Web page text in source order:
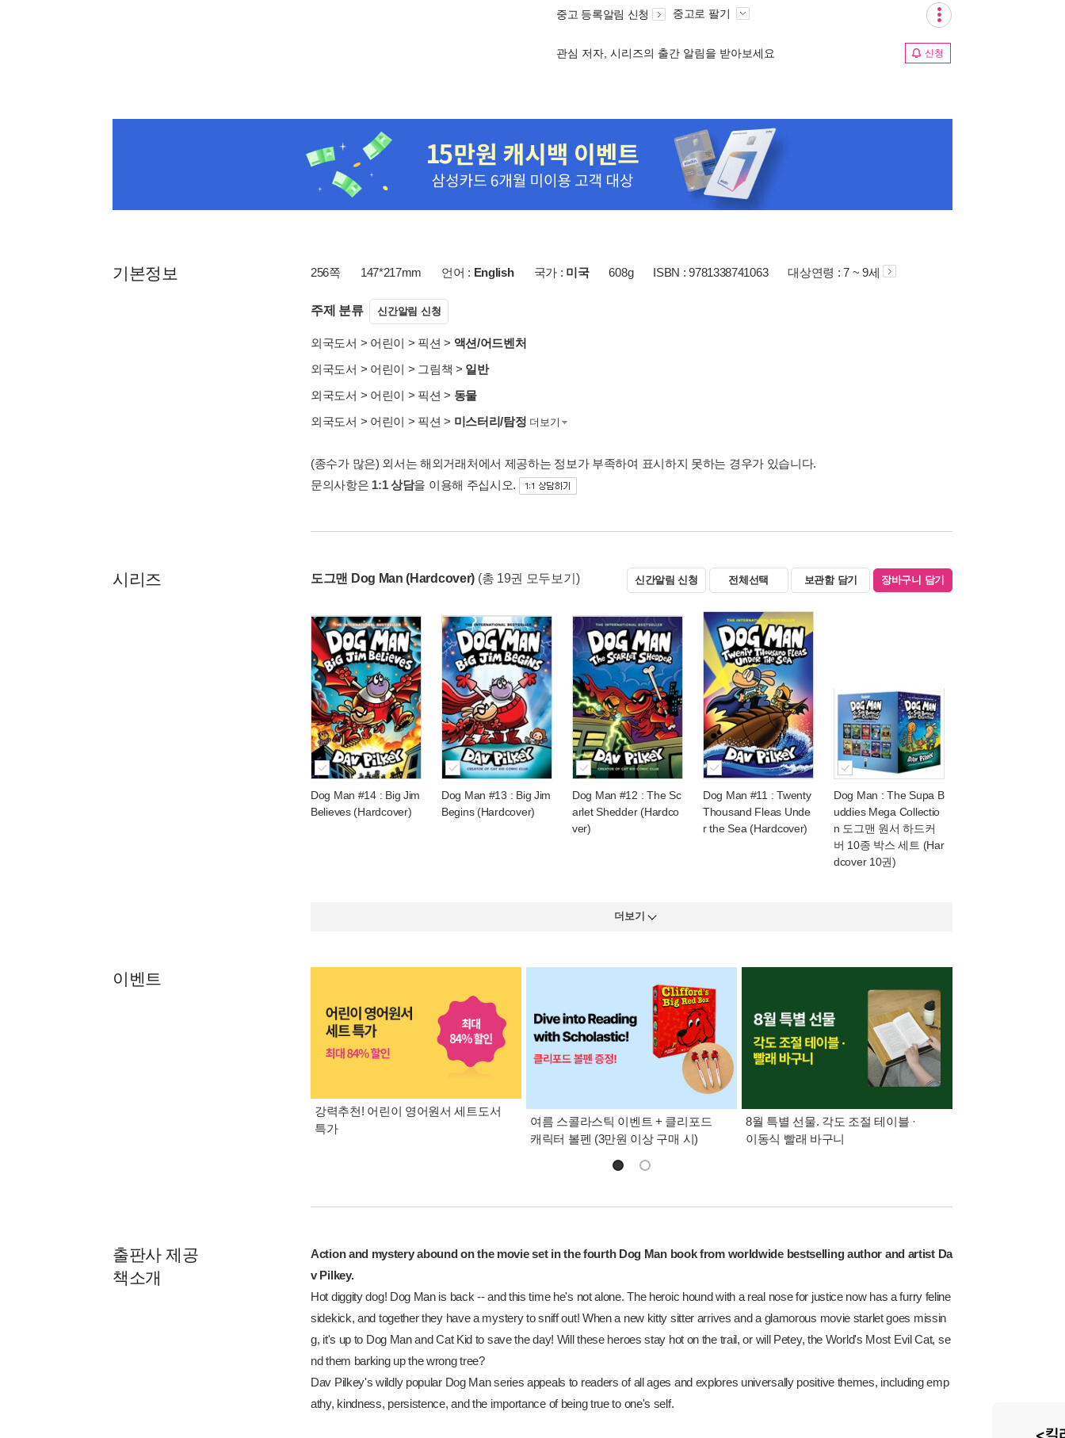
중고 등록알림 신청 중고로 팔기
관심 저자, 시리즈의 출간 알림을 받아보세요 신청
기본정보 256쪽 147*217mm 언어 : English 국가 : 미국 608g ISBN : 9781338741063 대상연령 : 7 ~ 9세
주제 분류 신간알림 신청
외국도서 > 어린이 > 픽션 > 액션/어드벤처
외국도서 > 어린이 > 그림책 > 일반
외국도서 > 어린이 > 픽션 > 동물
외국도서 > 어린이 > 픽션 > 미스터리/탐정 더보기
(종수가 많은) 외서는 해외거래처에서 제공하는 정보가 부족하여 표시하지 못하는 경우가 있습니다.
문의사항은 1:1 상담을 이용해 주십시오.
시리즈 도그맨 Dog Man (Hardcover) (총 19권 모두보기) 신간알림 신청 전체선택 보관함 담기 장바구니 담기
Dog Man #14 : Big Jim
Believes (Hardcover)
Dog Man #13 : Big Jim
Begins (Hardcover)
Dog Man #12 : The Sc
arlet Shedder (Hardco
ver)
Dog Man #11 : Twenty
Thousand Fleas Unde
r the Sea (Hardcover)
Dog Man : The Supa B
uddies Mega Collectio
n 도그맨 원서 하드커
버 10종 박스 세트 (Har
dcover 10권)
더보기
이벤트
강력추천! 어린이 영어원서 세트도서
특가
여름 스콜라스틱 이벤트 + 클리포드
캐릭터 볼펜 (3만원 이상 구매 시)
8월 특별 선물. 각도 조절 테이블 ·
이동식 빨래 바구니
출판사 제공
책소개
Action and mystery abound on the movie set in the fourth Dog Man book from worldwide bestselling author and artist Da
v Pilkey.
Hot diggity dog! Dog Man is back -- and this time he's not alone. The heroic hound with a real nose for justice now has a furry feline
sidekick, and together they have a mystery to sniff out! When a new kitty sitter arrives and a glamorous movie starlet goes missin
g, it's up to Dog Man and Cat Kid to save the day! Will these heroes stay hot on the trail, or will Petey, the World's Most Evil Cat, se
nd them barking up the wrong tree?
Dav Pilkey's wildly popular Dog Man series appeals to readers of all ages and explores universally positive themes, including emp
athy, kindness, persistence, and the importance of being true to one's self.